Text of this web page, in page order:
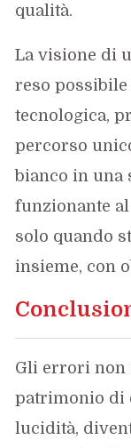
qualità.
La visione di
reso
tecnologica,
percorso
bianco in una
funzionante al
solo quando
insieme, con
Gli errori non
patrimonio di
lucidità,